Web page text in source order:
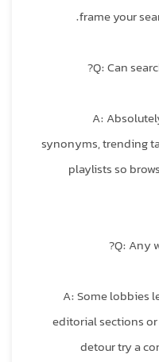
frame your
Q: Can
A:
synonyms, trending
playlists so
Q: Any
A: Some lobbies
editorial sections
detour try a